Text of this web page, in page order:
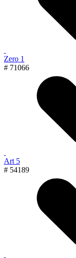
Zero 1
# 71066
Art 5
# 54189